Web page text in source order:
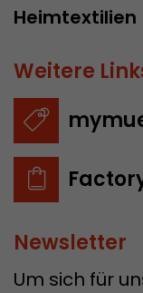
Heimtextilien
Weitere
Newsletter
Um sich für